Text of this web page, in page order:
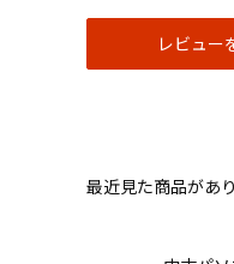
レビュー
最近見た商品があ